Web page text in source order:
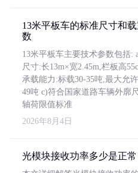
13米平板车的标准尺寸和
数
13米平板车主要技术参数包括:
尺寸:长13m×宽2.45m,栏板高
承载能力:标载30-35吨,最大允
49吨 c)符合国家道路车辆外廓
轴荷限值标准
2026年8月4日
光模块接收功率多少是正常